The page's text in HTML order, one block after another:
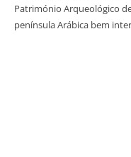
Património Arqueológico
península Arábica bem